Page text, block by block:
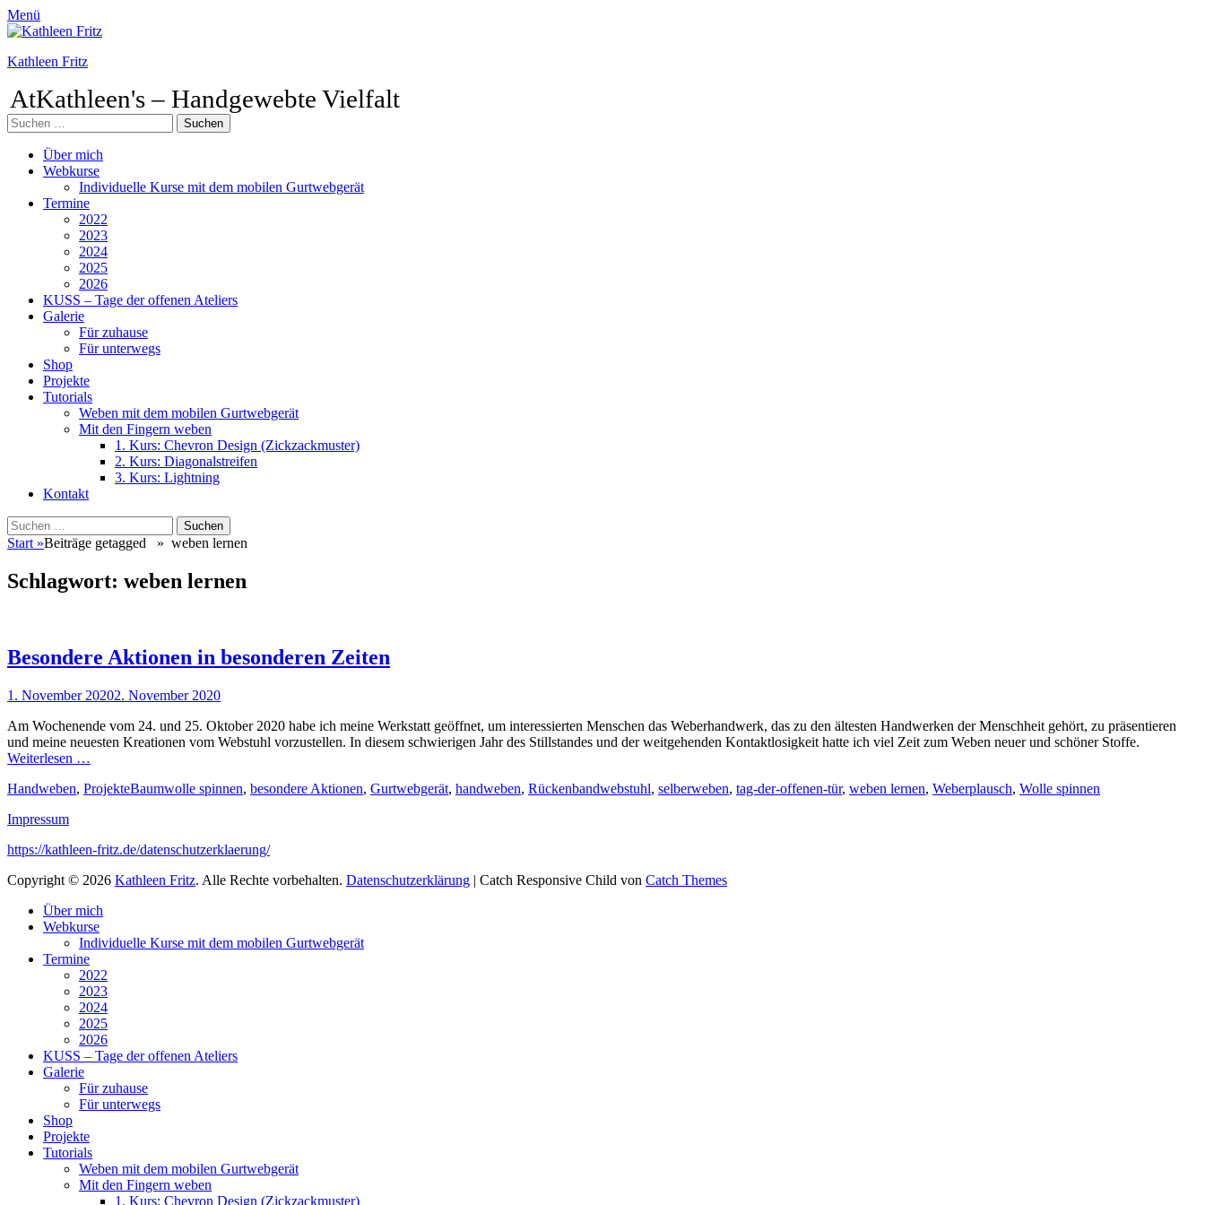
Menü
Kathleen Fritz
AtKathleen's – Handgewebte Vielfalt
Suchen
nach:
Primäres
Menü
Zum
Inhalt
Über mich
Webkurse
Individuelle Kurse mit dem mobilen Gurtwebgerät
Termine
2022
2023
2024
2025
2026
KUSS – Tage der offenen Ateliers
Galerie
Für zuhause
Für unterwegs
Shop
Projekte
Tutorials
Weben mit dem mobilen Gurtwebgerät
Mit den Fingern weben
1. Kurs: Chevron Design (Zickzackmuster)
2. Kurs: Diagonalstreifen
3. Kurs: Lightning
Kontakt
Suchen
Suchen
nach:
Start »Beiträge getagged » weben lernen
Schlagwort: weben lernen
Besondere Aktionen in besonderen Zeiten
Veröffentlicht
1. November 20202. November 2020
Am Wochenende vom 24. und 25. Oktober 2020 habe ich meine Werkstatt geöffnet, um interessierten Menschen das Weberhandwerk, das zu den ältesten Handwerken der Menschheit gehört, zu präsentieren
und meine neuesten Kreationen vom Webstuhl vorzustellen. In diesem schwierigen Jahr des Stillstandes und der weitgehenden Kontaktlosigkeit hatte ich viel Zeit zum Weben neuer und schöner Stoffe.
Weiterlesen …
Kategorien
Handweben, ProjekteSchlagworte
Baumwolle spinnen, besondere Aktionen, Gurtwebgerät, handweben, Rückenbandwebstuhl, selberweben, tag-der-offenen-tür, weben lernen, Weberplausch, Wolle spinnen
Impressum
https://kathleen-fritz.de/datenschutzerklaerung/
Copyright © 2026 Kathleen Fritz. Alle Rechte vorbehalten. Datenschutzerklärung | Catch Responsive Child von Catch Themes
oben
scrollen
Über mich
Webkurse
Individuelle Kurse mit dem mobilen Gurtwebgerät
Termine
2022
2023
2024
2025
2026
KUSS – Tage der offenen Ateliers
Galerie
Für zuhause
Für unterwegs
Shop
Projekte
Tutorials
Weben mit dem mobilen Gurtwebgerät
Mit den Fingern weben
1. Kurs: Chevron Design (Zickzackmuster)